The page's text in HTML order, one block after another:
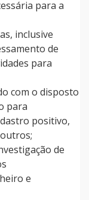
para a
inclusive
de
para
com o disposto
para
positivo,
de
e